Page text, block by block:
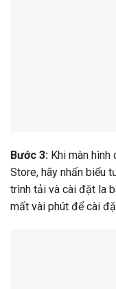
Bước 3: Khi màn
Store, hãy nhấn biểu
trình tải và cài đặt la
mất vài phút để cài